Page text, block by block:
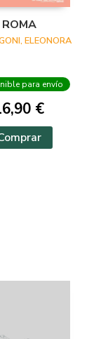
ROMA
ELEONORA
para envío
€